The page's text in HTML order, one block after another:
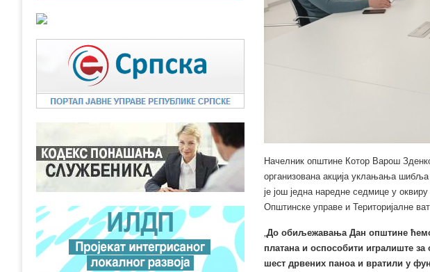
Начелник општине Котор Варош
организована акција уклањања
је још једна наредне седмице у оквиру
Општинске управе и Територијалне
До обиљежавања Дан општине ћемо
платана и оспособити игралиште
шест дрвених паноа и вратили у